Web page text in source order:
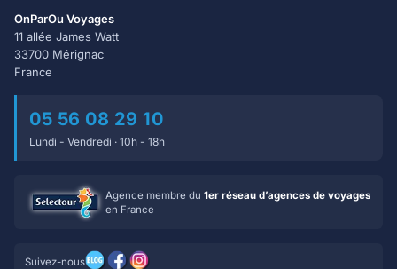
OnParOu Voyages
11 allée James Watt
33700 Mérignac
France
05 56 08 29 10
Lundi - Vendredi · 10h - 18h
Agence membre du 1er réseau d’agences de voyages
en France
Suivez-nous